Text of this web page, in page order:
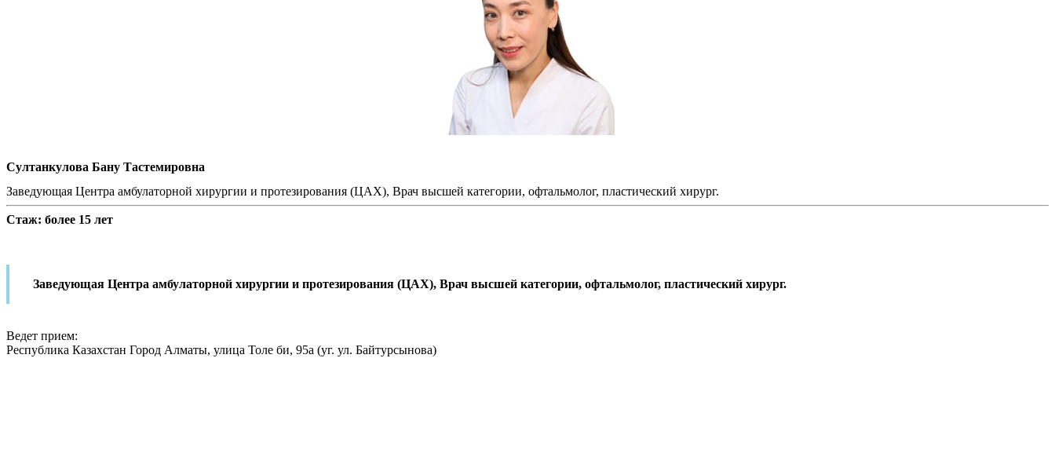
Султанкулова Бану Тастемировна
Заведующая Центра амбулаторной хирургии и протезирования (ЦАХ), Врач высшей категории, офтальмолог, пластический хирург.
Стаж: более 15 лет
Заведующая Центра амбулаторной хирургии и протезирования (ЦАХ), Врач высшей категории, офтальмолог, пластический хирург.
Ведет прием:
Республика Казахстан Город Алматы, улица Толе би, 95а (уг. ул. Байтурсынова)